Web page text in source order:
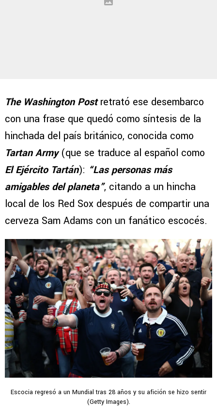
The Washington Postretrató ese desembarco
con una frase que quedó como síntesis de la
hinchada del país británico, conocida como
Tartan Army(que se traduce al español como
El Ejército Tartán): “Las personas más
amigables del planeta”, citando a un hincha
local de los Red Sox después de compartir una
cerveza Sam Adams con un fanático escocés.
Escocia regresó a un Mundial tras 28 años y su afición se hizo sentir
(Getty Images).